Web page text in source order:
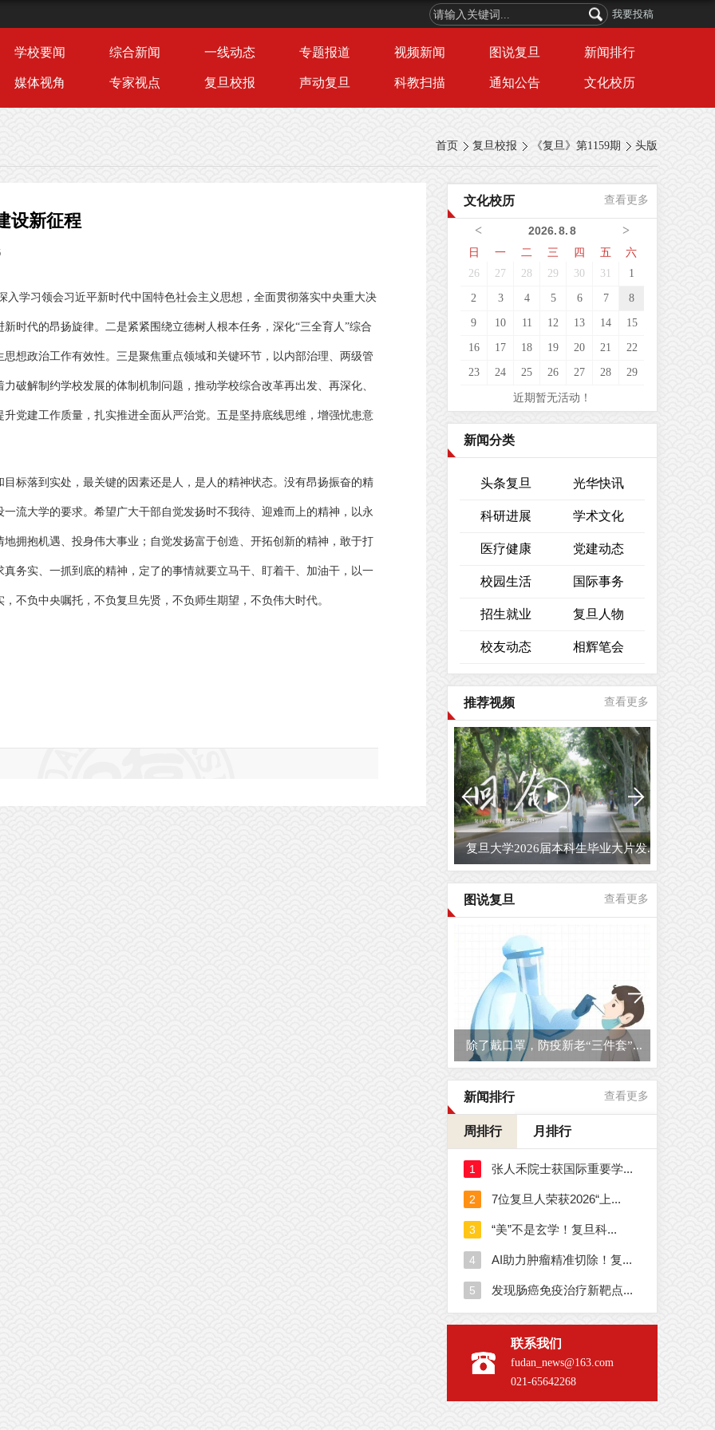
我要投稿
学校要闻 综合新闻 一线动态 专题报道 视频新闻 图说复旦 新闻排行
媒体视角 专家视点 复旦校报 声动复旦 科教扫描 通知公告 文化校历
首页 复旦校报 《复旦》第1159期 头版
设新征程
入学习领会习近平新时代中国特色社会主义思想，全面贯彻落实中央重大决
新时代的昂扬旋律。二是紧紧围绕立德树人根本任务，深化“三全育人”综合
想政治工作有效性。三是聚焦重点领域和关键环节，以内部治理、两级管
破解制约学校发展的体制机制问题，推动学校综合改革再出发、再深化、
党建工作质量，扎实推进全面从严治党。五是坚持底线思维，增强忧患意
标落到实处，最关键的因素还是人，是人的精神状态。没有昂扬振奋的精
流大学的要求。希望广大干部自觉发扬时不我待、迎难而上的精神，以永
地拥抱机遇、投身伟大事业 ； 自觉发扬富于创造、开拓创新的精神，敢于打
真务实、一抓到底的精神，定了的事情就要立马干、盯着干、加油干，以一
不负中央嘱托，不负复旦先贤 ， 不负师生期望，不负伟大时代。
文化校历 查看更多
< >
2026.8.8
日
一 二 三 四 五 六
26 27 28 29 30 31 1
2 3 4 5 6 7 8
9 10 11 12 13 14 15
16 17 18 19 20 21 22
23 24 25 26 27 28 29
近期暂无活动！
新闻分类
头条复旦 光华快讯
科研进展 学术文化
医疗健康 党建动态
校园生活 国际事务
招生就业 复旦人物
校友动态 相辉笔会
推荐视频 查看更多
复旦大学2026届本科生毕业大片发...
图说复旦 查看更多
除了戴口罩，防疫新老“三件套”...
新闻排行 查看更多
周排行 月排行
联系我们
fudan_news@163.com
021-65642268